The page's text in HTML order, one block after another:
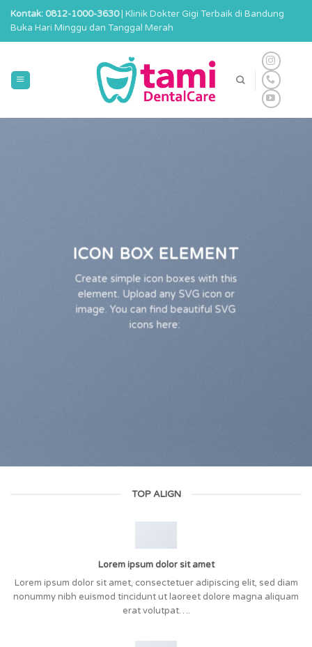
Skip
content
Kontak: 0812-1000-3630| Klinik Dokter Gigi Terbaik di Bandung
Buka Hari Minggu dan Tanggal Merah
ICON BOX ELEMENT
Create simple icon boxes with this
element. Upload any SVG icon or
image. You can find beautiful SVG
icons here:
TOP ALIGN
Lorem ipsum dolor sit amet
Lorem ipsum dolor sit amet, consectetuer adipiscing elit, sed diam
nonummy nibh euismod tincidunt ut laoreet dolore magna aliquam
erat volutpat….